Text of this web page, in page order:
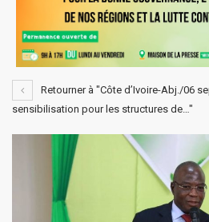
Retourner à "Côte d’Ivoire-Abj./06
sensibilisation pour les structures de…"